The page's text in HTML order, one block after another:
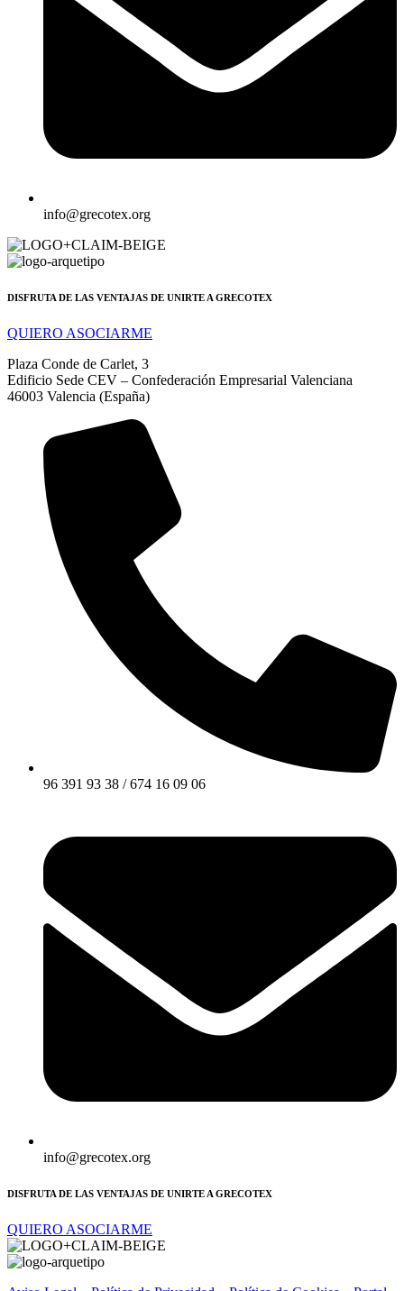
info@grecotex.org
DISFRUTA DE LAS VENTAJAS DE UNIRTE A GRECOTEX
QUIERO ASOCIARME
Plaza Conde de Carlet, 3
Edificio Sede CEV – Confederación Empresarial Valenciana
46003 Valencia (España)
96 391 93 38 / 674 16 09 06
info@grecotex.org
DISFRUTA DE LAS VENTAJAS DE UNIRTE A GRECOTEX
QUIERO ASOCIARME